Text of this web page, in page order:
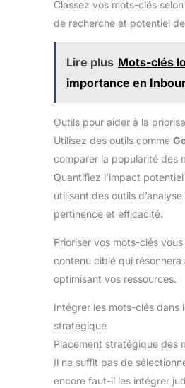
Classez vos mots-clés
de recherche et potentiel
Lire plus Mots-clés
importance en
Outils pour aider à la
Utilisez des outils comme
comparer la popularité des
Quantifiez l’impact
utilisant des outils
pertinence et efficacité.
Prioriser vos mots-clés
contenu ciblé qui
optimisant vos ressources.
Intégrer les mots-clés dans
stratégique
Placement stratégique des
Il ne suffit pas de
encore faut-il les intégrer